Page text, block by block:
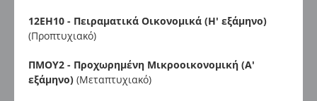
12ΕΗ10 - Πειραματικά Οικονομικά (Η' εξάμηνο)
(Προπτυχιακό)
ΠΜΟΥ2 - Προχωρημένη Μικροοικονομική (Α'
εξάμηνο) (Μεταπτυχιακό)